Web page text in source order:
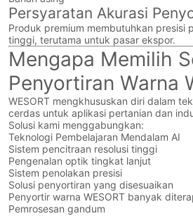
Persyaratan Akurasi
Produk premium membutuhkan presisi
tinggi, terutama untuk pasar ekspor.
Mengapa Memilih
Penyortiran Warna
WESORT mengkhususkan diri dalam
cerdas untuk aplikasi pertanian dan
Solusi kami menggabungkan:
Teknologi Pembelajaran Mendalam AI
Sistem pencitraan resolusi tinggi
Pengenalan optik tingkat lanjut
Sistem penolakan presisi
Solusi penyortiran yang disesuaikan
Penyortir warna WESORT banyak
Pemrosesan gandum